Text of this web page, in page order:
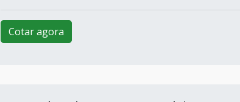
Cotar agora